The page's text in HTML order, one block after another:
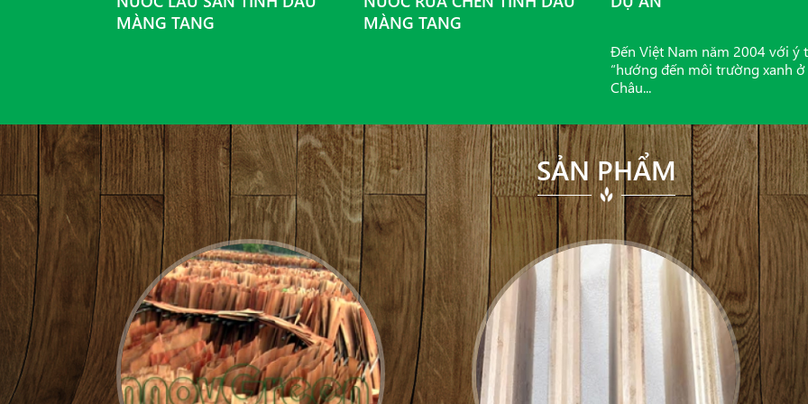
MÀNG TANG
MÀNG TANG
Đến Việt Nam năm 2004 với ý
“hướng đến môi trường xanh ở
Châu...
SẢN PHẨM